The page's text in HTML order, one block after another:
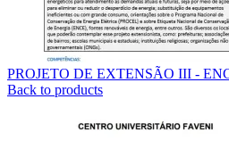
PROJETO DE EXTENSÃO III -
Back to products